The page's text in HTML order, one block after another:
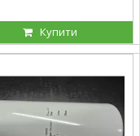
Купити